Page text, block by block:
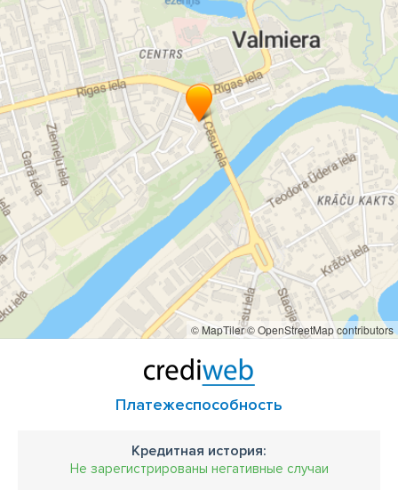
© MapTiler© OpenStreetMap contributors
Платежеспособность
Кредитная история:
Не зарегистрированы негативные случаи